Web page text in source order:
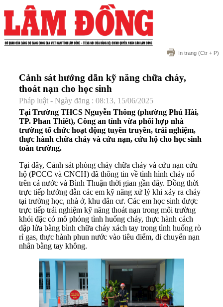
In trang (Ctr + P)
Cảnh sát hướng dẫn kỹ năng chữa cháy,
thoát nạn cho học sinh
Pháp luật - Ngày đăng : 08:13, 15/06/2025
Tại Trường THCS Nguyễn Thông (phường Phú Hài,
TP. Phan Thiết), Công an tỉnh vừa phối hợp nhà
trường tổ chức hoạt động tuyên truyền, trải nghiệm,
thực hành chữa cháy và cứu nạn, cứu hộ cho học sinh
toàn trường.
Tại đây, Cảnh sát phòng cháy chữa cháy và cứu nạn cứu
hộ (PCCC và CNCH) đã thông tin về tình hình cháy nổ
trên cả nước và Bình Thuận thời gian gần đây. Đồng thời
trực tiếp hướng dẫn các em kỹ năng xử lý khi xảy ra cháy
tại trường học, nhà ở, khu dân cư. Các em học sinh được
trực tiếp trải nghiệm kỹ năng thoát nạn trong môi trường
khói đặc có mô phỏng tình huống cháy, thực hành cách
dập lửa bằng bình chữa cháy xách tay trong tình huống rò
rỉ gas, thực hành phun nước vào tiêu điểm, di chuyển nạn
nhân bằng tay không.